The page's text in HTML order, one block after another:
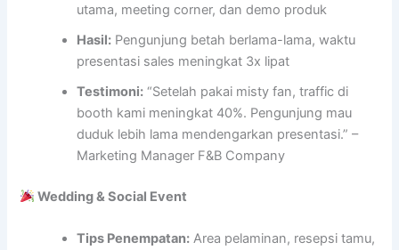
utama, meeting corner, dan demo produk
Hasil: Pengunjung betah berlama-lama, waktu
presentasi sales meningkat 3x lipat
Testimoni: “Setelah pakai misty fan, traffic di
booth kami meningkat 40%. Pengunjung mau
duduk lebih lama mendengarkan presentasi.” –
Marketing Manager F&B Company
Wedding & Social Event
Tips Penempatan: Area pelaminan, resepsi tamu,